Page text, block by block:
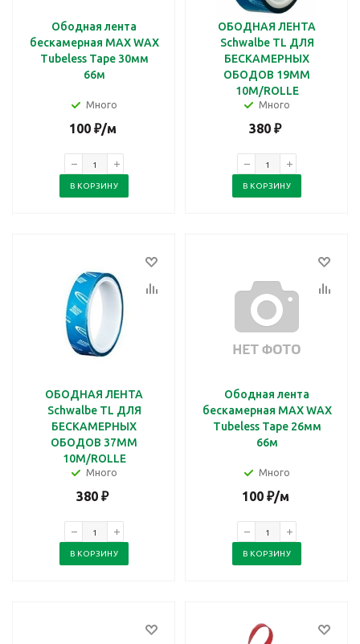
Ободная лента
бескамерная MAX WAX
Tubeless Tape 30мм
66м
Много
100₽/м
В КОРЗИНУ
ОБОДНАЯ ЛЕНТА
Schwalbe TL ДЛЯ
БЕСКАМЕРНЫХ
ОБОДОВ 19MM
10М/ROLLE
Много
380 ₽
В КОРЗИНУ
ОБОДНАЯ ЛЕНТА
Schwalbe TL ДЛЯ
БЕСКАМЕРНЫХ
ОБОДОВ 37MM
10М/ROLLE
Много
380 ₽
В КОРЗИНУ
Ободная лента
бескамерная MAX WAX
Tubeless Tape 26мм
66м
Много
100₽/м
В КОРЗИНУ